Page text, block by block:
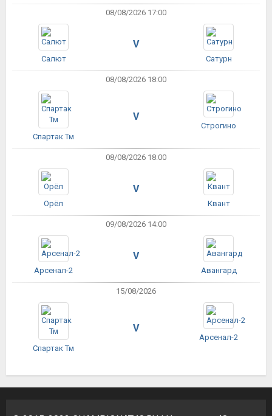
08/08/2026 17:00
Салют
V
Сатурн
08/08/2026 18:00
Спартак Тм
V
Строгино
08/08/2026 18:00
Орёл
V
Квант
09/08/2026 14:00
Арсенал-2
V
Авангард
15/08/2026
Спартак Тм
V
Арсенал-2